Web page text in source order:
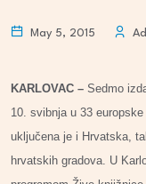
May 5, 2015
KARLOVAC – Sedmo
10. svibnja u 33
uključena je i Hrvatska,
hrvatskih gradova. U